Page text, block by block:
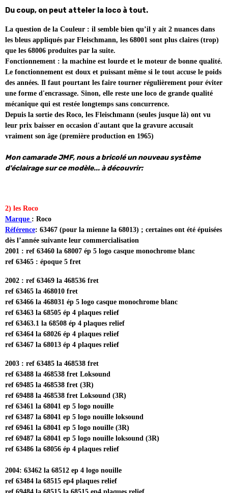
Du coup, on peut atteler la loco à tout.
La question de la Couleur : il semble bien qu’il y ait 2 nuances dans
les bleus appliqués par Fleischmann, les 68001 sont plus claires (trop)
que les 68006 produites par la suite.
Fonctionnement : la machine est lourde et le moteur de bonne qualité.
Le fonctionnement est doux et puissant même si le tout accuse le poids
des années. Il faut pourtant les faire tourner régulièrement pour éviter
une forme d'encrassage. Sinon, elle reste une loco de grande qualité
mécanique qui est restée longtemps sans concurrence.
Depuis la sortie des Roco, les Fleischmann (seules jusque là) ont vu
leur prix baisser en occasion d'autant que la gravure accusait
vraiment son âge (première production en 1965)
Mon camarade JMF, nous a bricolé un nouveau système
d'éclairage sur ce modèle... à découvrir:
2) les Roco
Marque : Roco
Référence: 63467 (pour la mienne la 68013) ; certaines ont été épuisées
dès l’année suivante leur commercialisation
2001 : ref 63460 la 68007 ép 5 logo casque monochrome blanc
ref 63465 : époque 5 fret
2002 : ref 63469 la 468536 fret
ref 63465 la 468010 fret
ref 63466 la 468031 ép 5 logo casque monochrome blanc
ref 63463 la 68505 ép 4 plaques relief
ref 63463.1 la 68508 ép 4 plaques relief
ref 63464 la 68026 ép 4 plaques relief
ref 63467 la 68013 ép 4 plaques relief
2003 : ref 63485 la 468538 fret
ref 63488 la 468538 fret Loksound
ref 69485 la 468538 fret (3R)
ref 69488 la 468538 fret Loksound (3R)
ref 63461 la 68041 ep 5 logo nouille
ref 63487 la 68041 ep 5 logo nouille loksound
ref 69461 la 68041 ep 5 logo nouille (3R)
ref 69487 la 68041 ep 5 logo nouille loksound (3R)
ref 63486 la 68056 ép 4 plaques relief
2004: 63462 la 68512 ep 4 logo nouille
ref 63484 la 68515 ep4 plaques relief